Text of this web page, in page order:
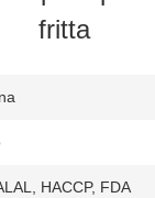
fritta
HACCP, FDA